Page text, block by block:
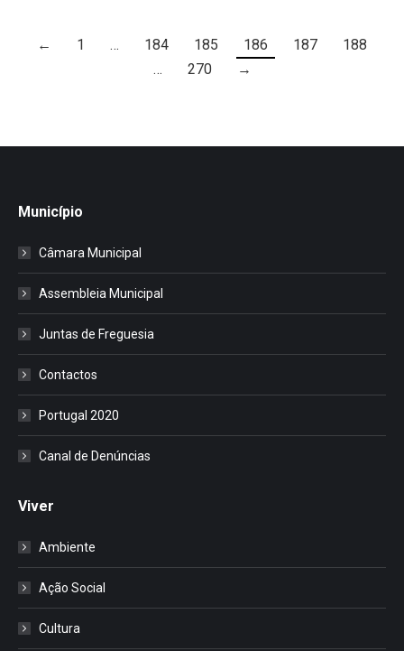
← 1 … 184 185 186 187
188
…
270 →
Município
Câmara Municipal
Assembleia Municipal
Juntas de Freguesia
Contactos
Portugal 2020
Canal de Denúncias
Viver
Ambiente
Ação Social
Cultura